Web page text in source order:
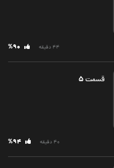
44 دقیقه %90
قسمت‌5
40 دقیقه %94